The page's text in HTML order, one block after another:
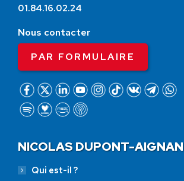
01.84.16.02.24
Nous contacter
PAR FORMULAIRE
NICOLAS DUPONT-AIGNAN
Qui est-il ?